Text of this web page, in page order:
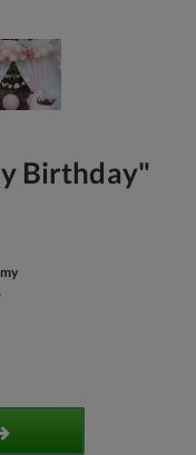
Birthday"